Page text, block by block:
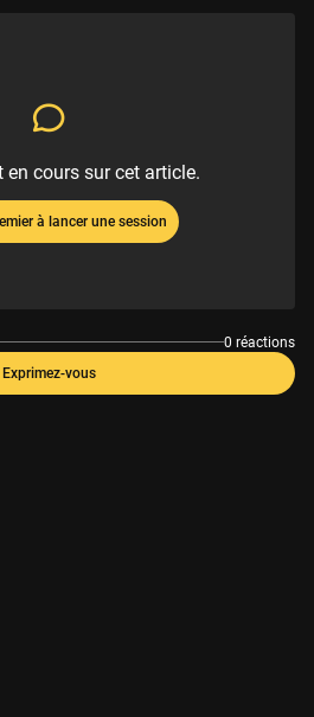
en cours sur cet article.
à lancer une session
0 réactions
Exprimez-vous